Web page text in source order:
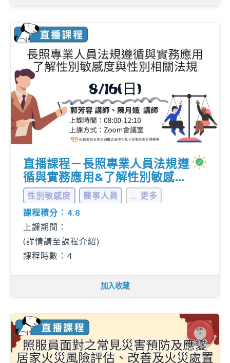
直播課程－長照專業人員法規遵
循與實務應用&了解性別敏感度
與性別相關法規
性別敏感度 醫事人員
... 更多
課程積分：4.8
上課期間：
(詳情請至課程介紹)
課程時數：4
加入收藏